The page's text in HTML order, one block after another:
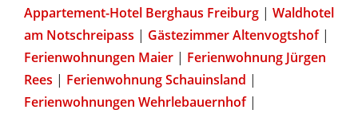
Appartement-Hotel Berghaus Freiburg | Waldhotel
am Notschreipass | Gästezimmer Altenvogtshof|
Ferienwohnungen Maier | Ferienwohnung Jürgen
Rees | Ferienwohnung Schauinsland |
Ferienwohnungen Wehrlebauernhof|